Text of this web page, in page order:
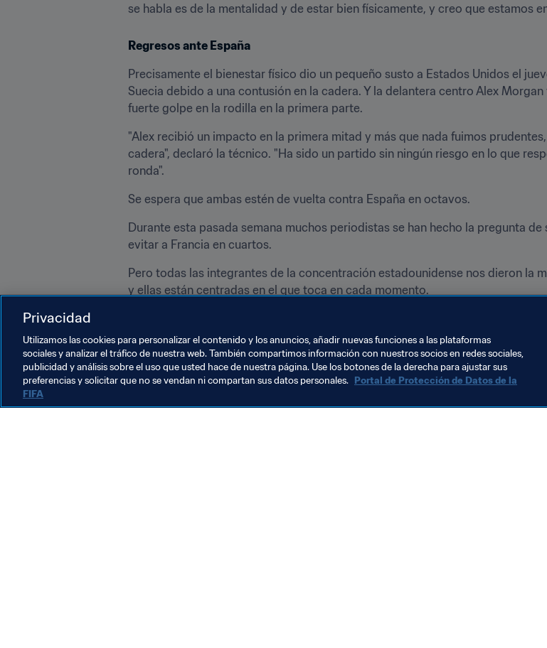
se habla es de la mentalidad y de estar bien físicamente, y creo que estamos
Regresos ante España
Precisamente el bienestar físico dio un pequeño susto a Estados Unidos el
Suecia debido a una contusión en la cadera. Y la delantera centro Alex
fuerte golpe en la rodilla en la primera parte.
"Alex recibió un impacto en la primera mitad y más que nada fuimos
cadera", declaró la técnico. "Ha sido un partido sin ningún riesgo en lo que
ronda".
Se espera que ambas estén de vuelta contra España en octavos.
Durante esta pasada semana muchos periodistas se han hecho la pregunta
evitar a Francia en cuartos.
Pero todas las integrantes de la concentración estadounidense nos dieron la
y ellas están centradas en el que toca en cada momento.
se han proclamado líderes del Grupo F,
agenda, España en Reims en octavos.
Privacidad
Utilizamos las cookies para personalizar el contenido y los anuncios, añadir nuevas funciones a las plataformas
sociales y analizar el tráfico de nuestra web. También compartimos información con nuestros socios en redes sociales,
publicidad y análisis sobre el uso que usted hace de nuestra página. Use los botones de la derecha para ajustar sus
preferencias y solicitar que no se vendan ni compartan sus datos personales. Portal de Protección de Datos de la
FIFA